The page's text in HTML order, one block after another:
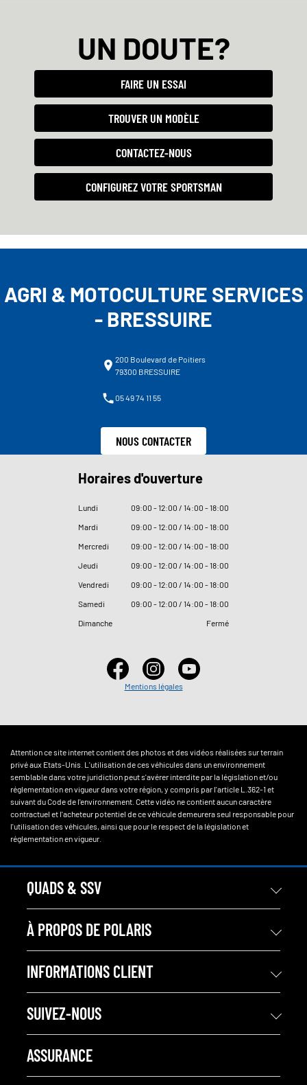
UN DOUTE?
FAIRE UN ESSAI
TROUVER UN MODÈLE
CONTACTEZ-NOUS
CONFIGUREZ VOTRE SPORTSMAN
AGRI & MOTOCULTURE SERVICES
- BRESSUIRE
200 Boulevard de Poitiers
79300 BRESSUIRE
05 49 74 11 55
NOUS CONTACTER
Horaires d'ouverture
Lundi 09:00 - 12:00 / 14:00 - 18:00
Mardi
09:00 - 12:00 / 14:00 - 18:00
Mercredi
09:00 - 12:00 / 14:00 - 18:00
Jeudi
09:00 - 12:00 / 14:00 - 18:00
Vendredi
09:00 - 12:00 / 14:00 - 18:00
Samedi
09:00 - 12:00 / 14:00 - 18:00
Dimanche
Fermé
Mentions légales
Attention ce site internet contient des photos et des vidéos réalisées sur terrain
privé aux Etats-Unis. L'utilisation de ces véhicules dans un environnement
semblable dans votre juridiction peut s'avérer interdite par la législation et/ou
réglementation en vigueur dans votre région, y compris par l'article L.362-1 et
suivant du Code de l'environnement. Cette vidéo ne contient aucun caractère
contractuel et l'acheteur potentiel de ce véhicule demeurera seul responsable pour
l'utilisation des véhicules, ainsi que pour le respect de la législation et
réglementation en vigueur.
QUADS & SSV
À PROPOS DE POLARIS
INFORMATIONS CLIENT
SUIVEZ-NOUS
ASSURANCE